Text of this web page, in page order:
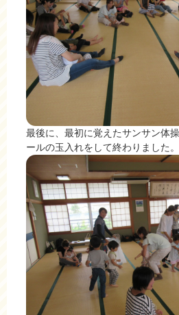
最後に、最初に覚えたサンサン体
ールの玉入れをして終わりました。